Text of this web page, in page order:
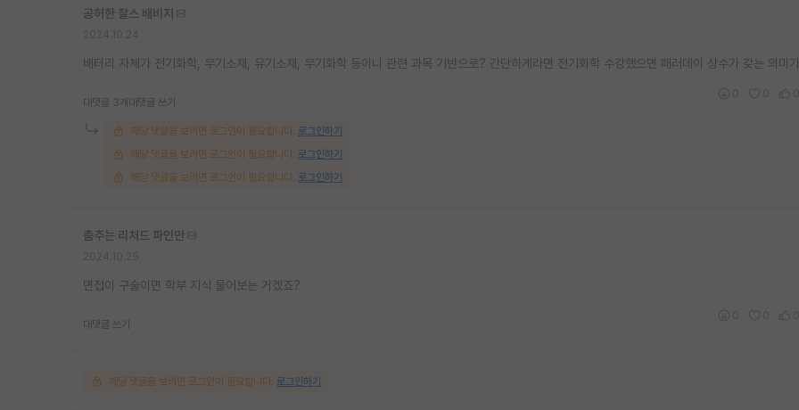
공허한 찰스 배비지
배터리 자체가 전기화학, 무기소재, 유기소재, 무기화학 등이니 관련 과목 기반으로? 간단하게라면 전기화학 수강했으면 패러데이 상수가 갖는 의미
대댓글 3개 대댓글 쓰기
해당 댓글을 보려면 로그인이 필요합니다. 로그인하기
해당 댓글을 보려면 로그인이 필요합니다. 로그인하기
해당 댓글을 보려면 로그인이 필요합니다. 로그인하기
춤추는 리처드 파인만
면접이 구술이면 학부 지식 물어보는 거겠죠?
대댓글 쓰기
해당 댓글을 보려면 로그인이 필요합니다. 로그인하기